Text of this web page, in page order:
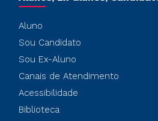
Aluno
Sou Candidato
Sou Ex-Aluno
Canais de Atendimento
Acessibilidade
Biblioteca